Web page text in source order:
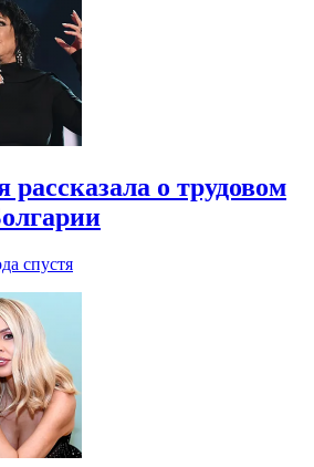
о трудовом
спустя